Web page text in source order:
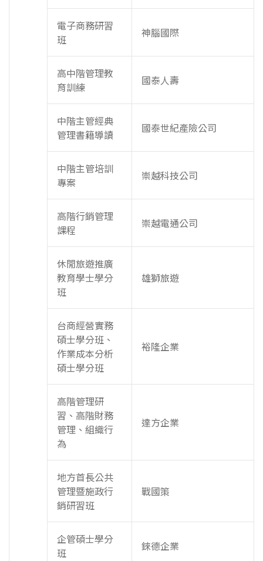
電子商務研習
班
神腦國際
高中階管理教
育訓練
國泰人壽
中階主管經典
管理書籍導讀
國泰世紀產險公司
中階主管培訓
專案
崇越科技公司
高階行銷管理
課程
崇越電通公司
休閒旅遊推廣
教育學士學分
班
雄獅旅遊
台商經營實務
碩士學分班、
作業成本分析
碩士學分班
裕隆企業
高階管理研
習、高階財務
管理、組織行
為
達方企業
地方首長公共
管理暨施政行
銷研習班
戰國策
企管碩士學分
班
錸德企業